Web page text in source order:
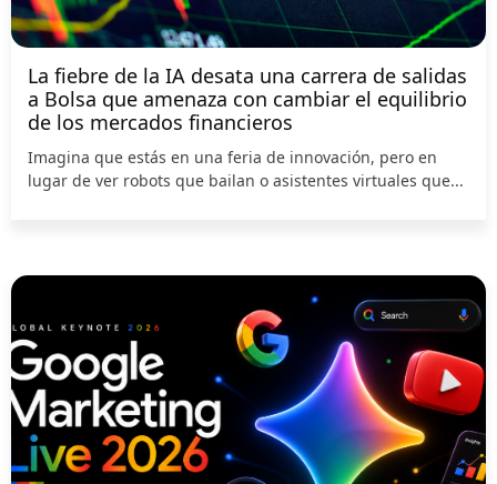
La fiebre de la IA desata una carrera de salidas
a Bolsa que amenaza con cambiar el equilibrio
de los mercados financieros
Imagina que estás en una feria de innovación, pero en
lugar de ver robots que bailan o asistentes virtuales que...